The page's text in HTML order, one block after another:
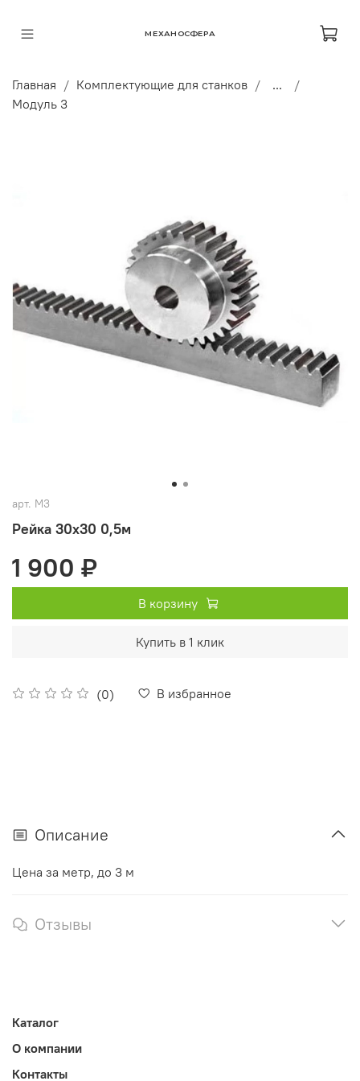
МЕХАНОСФЕРА
Главная Комплектующие для станков
...
Модуль 3
арт. М3
Рейка 30х30 0,5м
(0) В избранное
1 900 ₽
В корзину
Купить в 1 клик
Описание
Цена за метр, до 3 м
Отзывы
Каталог
О компании
Контакты